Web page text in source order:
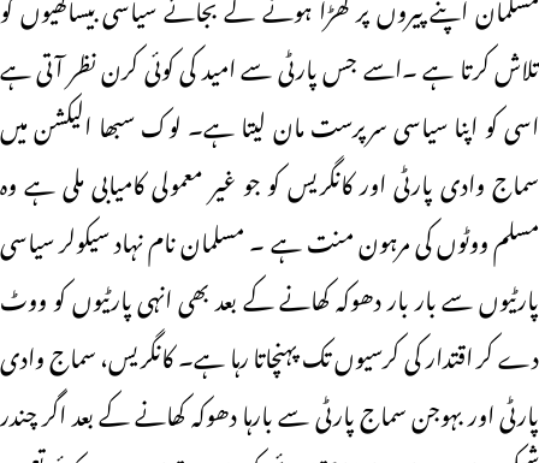
تلاش کرتا ہے ۔اسے جس پارٹی سے امید کی کوئی کرن نظر آتی ہے
اسی کو اپنا سیاسی سرپرست مان لیتا ہے۔ لوک سبھا الیکشن میں
سماج وادی پارٹی اور کانگریس کو جو غیر معمولی کامیابی ملی ہے وہ
مسلم ووٹوں کی مرہون منت ہے ۔ مسلمان نام نہاد سیکولر سیاسی
پارٹیوں سے بار بار دھوکہ کھانے کے بعد بھی انہی پارٹیوں کو ووٹ
دے کر اقتدار کی کرسیوں تک پہنچاتا رہا ہے۔ کانگریس، سماج وادی
پارٹی اور بہوجن سماج پارٹی سے بارہا دھوکہ کھانے کے بعد اگر چندر